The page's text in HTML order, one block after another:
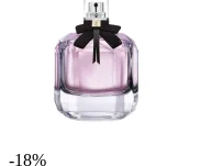
-18%